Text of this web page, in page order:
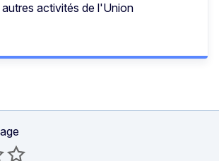
activités de l'Union